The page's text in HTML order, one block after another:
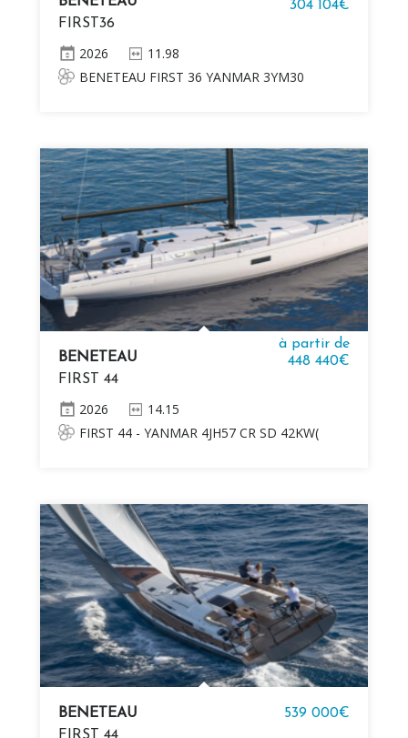
FIRST36
304 104€
2026
11.98
BENETEAU FIRST 36 YANMAR 3YM30
Spars 3 cabines, 1 salle d'eau Système
électrique 12V
BENETEAU
FIRST 44
à partir de
448 440€
2026
14.15
FIRST 44 - YANMAR 4JH57 CR SD 42KW(
de flèche Delphinière polyester, 1m / 3'3'' 2
Winches de manoeuvre self tailing manuels
H46.2 STA aux postes de barre 2 Winches de
génois self tailing manuels H50.2 STA aux
postes de barre
BENETEAU
539 000€